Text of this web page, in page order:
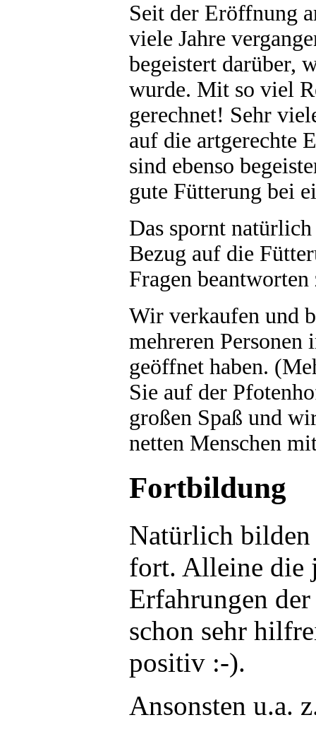
Seit der Eröffnung
viele Jahre
begeistert darüber,
wurde. Mit so viel
gerechnet! Sehr
auf die artgerechte
sind ebenso
gute Fütterung bei
Das spornt
Bezug auf die
Fragen
Wir verkaufen und
mehreren
geöffnet haben.
Sie auf der
großen Spaß und
netten Menschen
Fortbildung
Natürlich
fort. Alleine die
Erfahrungen
schon sehr
positiv :-).
Ansonsten u.a.